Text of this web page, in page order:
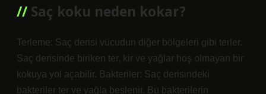
Saç koku neden kokar?
Terleme: Saç derisi vücudun diğer bölgeleri gibi terler.
Saç derisinde biriken ter, kir ve yağlar hoş olmayan bir
kokuya yol açabilir. Bakteriler: Saç derisindeki
bakteriler ter ve yağla beslenir. Bu bakterilerin